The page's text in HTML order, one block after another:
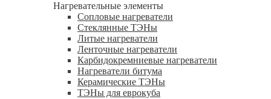
Нагревательные элементы
Сопловые нагреватели
Стеклянные ТЭНы
Литые нагреватели
Ленточные нагреватели
Карбидокремниевые нагреватели
Нагреватели битума
Керамические ТЭНы
ТЭНы для еврокуба